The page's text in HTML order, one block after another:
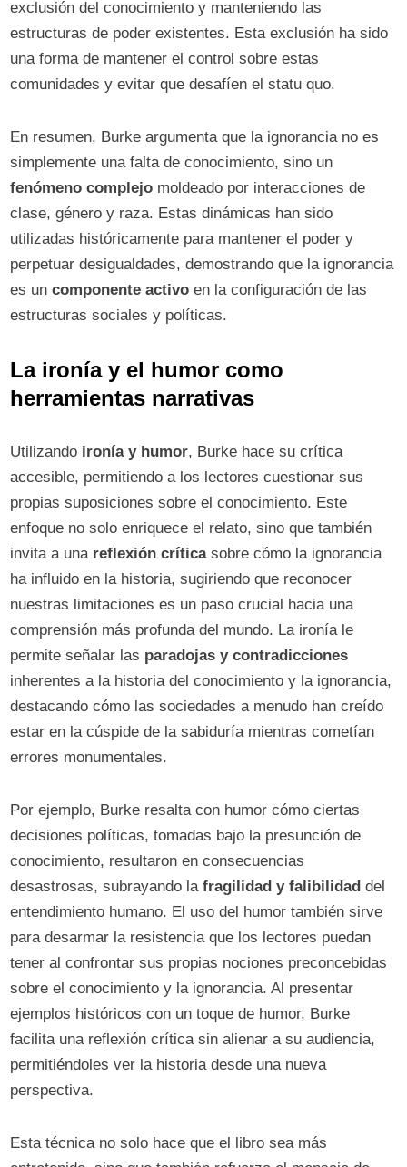
exclusión del conocimiento y manteniendo las
estructuras de poder existentes. Esta exclusión ha sido
una forma de mantener el control sobre estas
comunidades y evitar que desafíen el statu quo.
En resumen, Burke argumenta que la ignorancia no es
simplemente una falta de conocimiento, sino un
fenómeno complejo moldeado por interacciones de
clase, género y raza. Estas dinámicas han sido
utilizadas históricamente para mantener el poder y
perpetuar desigualdades, demostrando que la ignorancia
es uncomponente activo en la configuración de las
estructuras sociales y políticas.
La ironía y el humor como
herramientas narrativas
Utilizando ironía y humor, Burke hace su crítica
accesible, permitiendo a los lectores cuestionar sus
propias suposiciones sobre el conocimiento. Este
enfoque no solo enriquece el relato, sino que también
invita a una reflexión críticasobre cómo la ignorancia
ha influido en la historia, sugiriendo que reconocer
nuestras limitaciones es un paso crucial hacia una
comprensión más profunda del mundo. La ironía le
permite señalar las paradojas y contradicciones
inherentes a la historia del conocimiento y la ignorancia,
destacando cómo las sociedades a menudo han creído
estar en la cúspide de la sabiduría mientras cometían
errores monumentales.
Por ejemplo, Burke resalta con humor cómo ciertas
decisiones políticas, tomadas bajo la presunción de
conocimiento, resultaron en consecuencias
desastrosas, subrayando lafragilidad y falibilidad del
entendimiento humano. El uso del humor también sirve
para desarmar la resistencia que los lectores puedan
tener al confrontar sus propias nociones preconcebidas
sobre el conocimiento y la ignorancia. Al presentar
ejemplos históricos con un toque de humor, Burke
facilita una reflexión crítica sin alienar a su audiencia,
permitiéndoles ver la historia desde una nueva
perspectiva.
Esta técnica no solo hace que el libro sea más